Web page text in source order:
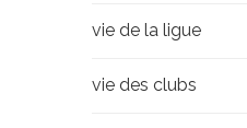
vie de la ligue
vie des clubs